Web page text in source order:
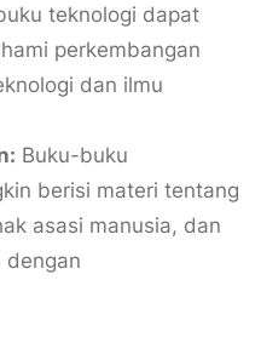
teknologi dapat
perkembangan
dan ilmu
Buku-buku
berisi materi tentang
asasi manusia, dan
dengan